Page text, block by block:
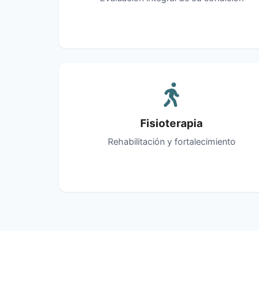
Fisioterapia
Rehabilitación y fortalecimiento